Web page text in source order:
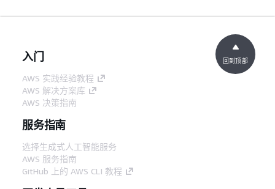
入门
AWS 实践经验教程
AWS 解决方案库
AWS 决策指南
服务指南
选择生成式人工智能服务
AWS 服务指南
GitHub 上的 AWS CLI 教程
回到顶部